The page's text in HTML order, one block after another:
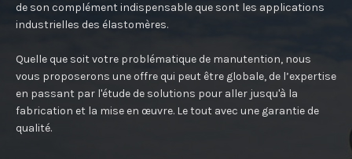
de son complément indispensable que sont les applications
industrielles des élastomères.
Quelle que soit votre problématique de manutention, nous
vous proposerons une offre qui peut être globale, de l’expertise
en passant par l'étude de solutions pour aller jusqu'à la
fabrication et la mise en œuvre. Le tout avec une garantie de
qualité.